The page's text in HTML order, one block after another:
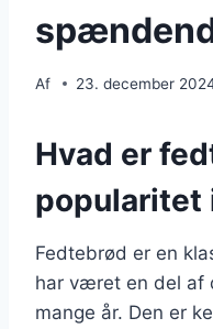
Af 23. december
Hvad er
popularitet
Fedtebrød er en
har været en del af
mange år. Den er